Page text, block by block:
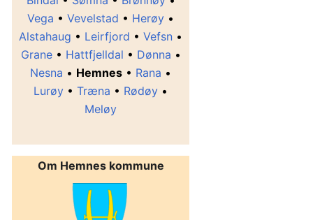
Vega • Vevelstad • Herøy •
Alstahaug • Leirfjord • Vefsn •
Grane• Hattfjelldal • Dønna •
Nesna • Hemnes • Rana •
Lurøy • Træna • Rødøy •
Meløy
Om Hemnes kommune